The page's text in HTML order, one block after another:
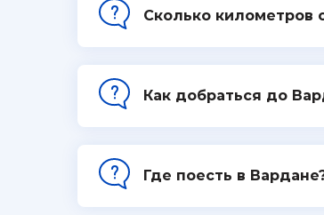
Сколько километров
Как добраться до
Где поесть в